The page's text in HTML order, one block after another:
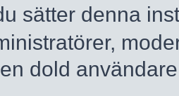
sätter denna
dold